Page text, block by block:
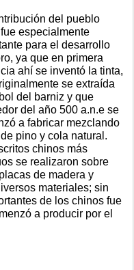
del pueblo
especialmente
para el desarrollo
ya que en primera
ahí se inventó la tinta,
se extraída
del barniz y que
del año 500 a.n.e se
a fabricar mezclando
pino y cola natural.
chinos más
se realizaron sobre
de madera y
materiales; sin
de los chinos fue
a producir por el